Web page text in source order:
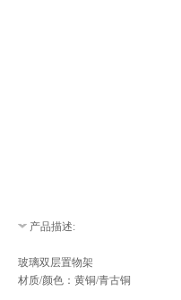
产品描述:
玻璃双层置物架
材质/颜色：黄铜/青古铜